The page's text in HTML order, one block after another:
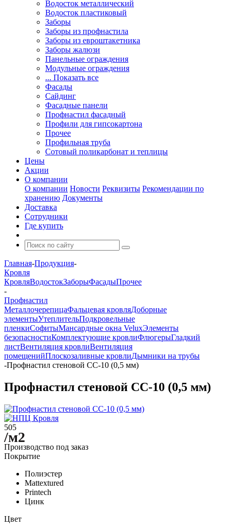
Водосток металлический
Водосток пластиковый
Заборы
Заборы из профнастила
Заборы из евроштакетника
Заборы жалюзи
Панельные ограждения
Модульные ограждения
... Показать все
Фасады
Сайдинг
Фасадные панели
Профнастил фасадный
Профили для гипсокартона
Прочее
Профильная труба
Сотовый поликарбонат и теплицы
Цены
Акции
О компании
О компании Новости Реквизиты Рекомендации по
хранению Документы
Доставка
Сотрудники
Где купить
Главная-Продукция-
Кровля
КровляВодостокЗаборыФасадыПрочее
-
Профнастил
МеталлочерепицаФальцевая кровляДоборные
элементыУтеплительПодкровельные
пленкиСофитыМансардные окна VeluxЭлементы
безопасностиКомплектующие кровлиФлюгерыГладкий
листВентиляция кровлиВентиляция
помещенийПлоскозаливные кровлиДымники на трубы
-Профнастил стеновой СС-10 (0,5 мм)
Профнастил стеновой СС-10 (0,5 мм)
505
/м2
Производство под заказ
Покрытие
Полиэстер
Mattextured
Printech
Цинк
Цвет